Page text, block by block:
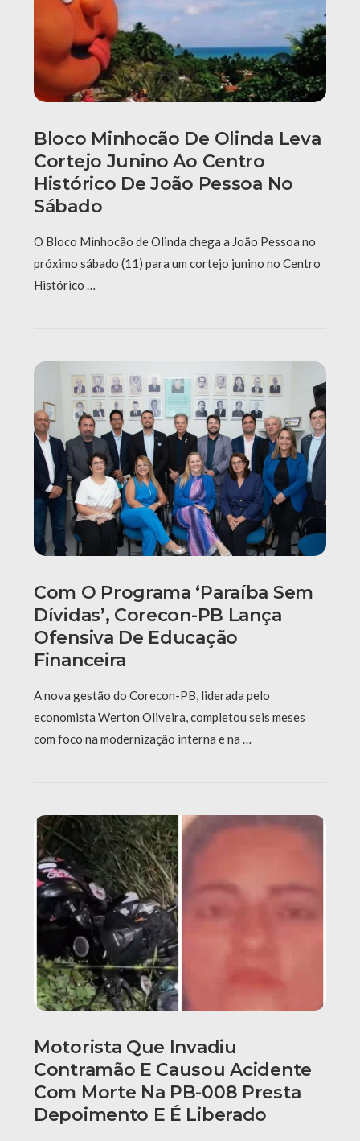
Bloco Minhocão De Olinda Leva
Cortejo Junino Ao Centro
Histórico De João Pessoa No
Sábado
O Bloco Minhocão de Olinda chega a João Pessoa no
próximo sábado (11) para um cortejo junino no Centro
Histórico …
Com O Programa ‘Paraíba Sem
Dívidas’, Corecon-PB Lança
Ofensiva De Educação
Financeira
A nova gestão do Corecon-PB, liderada pelo
economista Werton Oliveira, completou seis meses
com foco na modernização interna e na …
Motorista Que Invadiu
Contramão E Causou Acidente
Com Morte Na PB-008 Presta
Depoimento E É Liberado